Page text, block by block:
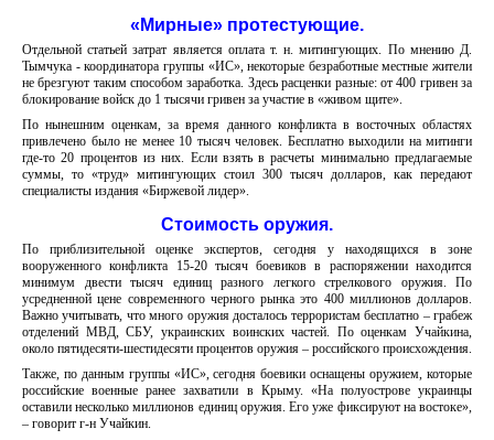
«Мирные» протестующие.
Отдельной статьей затрат является оплата т. н. митингующих. По мнению Д.
Тымчука - координатора группы «ИС», некоторые безработные местные жители
не брезгуют таким способом заработка. Здесь расценки разные: от 400 гривен за
блокирование войск до 1 тысячи гривен за участие в «живом щите».
По нынешним оценкам, за время данного конфликта в восточных областях
привлечено было не менее 10 тысяч человек. Бесплатно выходили на митинги
где-то 20 процентов из них. Если взять в расчеты минимально предлагаемые
суммы, то «труд» митингующих стоил 300 тысяч долларов, как передают
специалисты издания «Биржевой лидер».
Стоимость оружия.
По приблизительной оценке экспертов, сегодня у находящихся в зоне
вооруженного конфликта 15-20 тысяч боевиков в распоряжении находится
минимум двести тысяч единиц разного легкого стрелкового оружия. По
усредненной цене современного черного рынка это 400 миллионов долларов.
Важно учитывать, что много оружия досталось террористам бесплатно – грабеж
отделений МВД, СБУ, украинских воинских частей. По оценкам Учайкина,
около пятидесяти-шестидесяти процентов оружия – российского происхождения.
Также, по данным группы «ИС», сегодня боевики оснащены оружием, которые
российские военные ранее захватили в Крыму. «На полуострове украинцы
оставили несколько миллионов единиц оружия. Его уже фиксируют на востоке»,
– говорит г-н Учайкин.